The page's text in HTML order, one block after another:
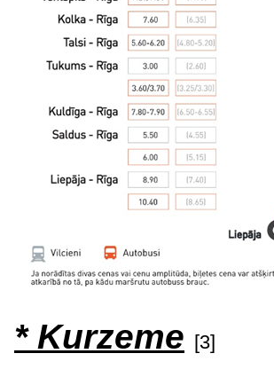
* Kurzeme [3]